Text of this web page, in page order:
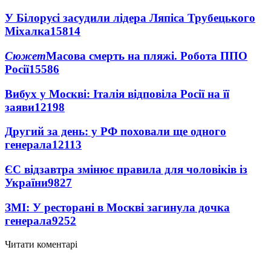
У Білорусі засудили лідера Ляпіса Трубецького
Міхалка15814
СюжетМасова смерть на пляжі. Робота ППО
Росії15586
Вибух у Москві: Італія відповіла Росії на її
заяви12198
Другий за день: у РФ поховали ще одного
генерала12113
ЄС відзавтра змінює правила для чоловіків із
України9827
ЗМІ: У ресторані в Москві загинула дочка
генерала9252
Читати коментарі